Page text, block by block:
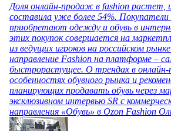
Доля онлайн-продаж в fashion растет,
составила уже более 54%.
приобретают одежду и обувь в
этих покупок совершается на
из ведущих игроков на российском
направление Fashion на платформе –
быстрорастущее. О трендах в онлайн-
особенностях обувного рынка и
планирующих продавать обувь через
эксклюзивном интервью SR с
направления «Обувь» в Ozon Fashion